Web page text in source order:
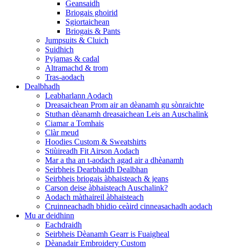
Geansaidh
Briogais ghoirid
Sgiortaichean
Briogais & Pants
Jumpsuits & Cluich
Suidhich
Pyjamas & cadal
Altramachd & trom
Tras-aodach
Dealbhadh
Leabharlann Aodach
Dreasaichean Prom air an dèanamh gu sònraichte
Stuthan dèanamh dreasaichean Leis an Auschalink
Ciamar a Tomhais
Clàr meud
Hoodies Custom & Sweatshirts
Stiùireadh Fit Airson Aodach
Mar a tha an t-aodach agad air a dhèanamh
Seirbheis Dearbhaidh Dealbhan
Seirbheis briogais àbhaisteach & jeans
Carson deise àbhaisteach Auschalink?
Aodach màthaireil àbhaisteach
Cruinneachadh bhidio ceàird cinneasachadh aodach
Mu ar deidhinn
Eachdraidh
Seirbheis Dèanamh Gearr is Fuaigheal
Dèanadair Embroidery Custom